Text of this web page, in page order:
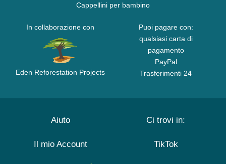
Cappellini per bambino
In collaborazione con
Eden Reforestation Projects
Puoi pagare con:
qualsiasi carta di
pagamento
PayPal
Trasferimenti 24
Aiuto
Il mio Account
Ci trovi in:
TikTok